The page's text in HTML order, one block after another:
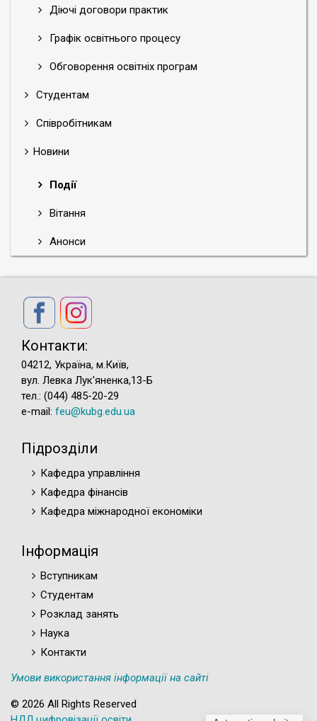
Діючі договори практик
Графік освітнього процесу
Обговорення освітніх програм
Студентам
Співробітникам
Новини
Події
Вітання
Анонси
Контакти:
04212, Україна, м.Київ,
вул. Левка Лук'яненка,13-Б
тел.: (044) 485-20-29
e-mail: feu@kubg.edu.ua
Підрозділи
Кафедра управління
Кафедра фінансів
Кафедра міжнародної економіки
Інформація
Вступникам
Студентам
Розклад занять
Наука
Контакти
Умови використання інформації на сайті
© 2026 All Rights Reserved